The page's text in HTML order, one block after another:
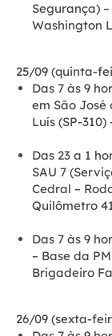
Segurança)
Washington
25/09 (quinta-
Das 7 às 9
em São José
Luís (SP-
Das 23 a 1
SAU 7
Cedral –
Quilômetro
Das 7 às 9
– Base da
Brigadeiro
26/09 (sexta-